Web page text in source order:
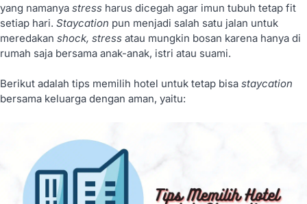
yang namanya stress harus dicegah agar imun tubuh tetap fit
setiap hari. Staycation pun menjadi salah satu jalan untuk
meredakan shock, stress atau mungkin bosan karena hanya di
rumah saja bersama anak-anak, istri atau suami.
Berikut adalah tips memilih hotel untuk tetap bisa staycation
bersama keluarga dengan aman, yaitu: